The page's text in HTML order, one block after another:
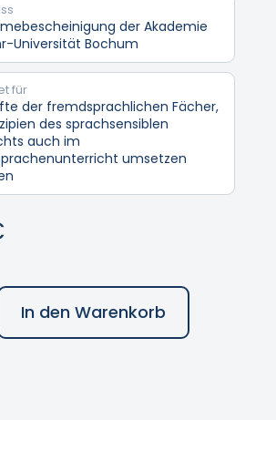
der Akademie
Universität Bochum
für
der fremdsprachlichen Fächer,
des sprachsensiblen
auch im
umsetzen
In den Warenkorb